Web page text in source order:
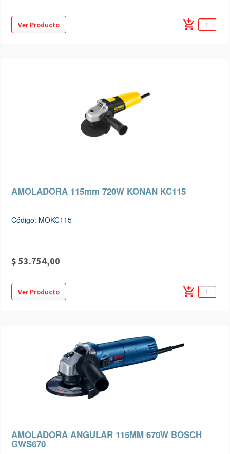
Ver Producto add_shopping_cart
AMOLADORA 115mm 720W KONAN KC115
Código: MOKC115
$ 53.754,00
Ver Producto add_shopping_cart
AMOLADORA ANGULAR 115MM 670W BOSCH
GWS670